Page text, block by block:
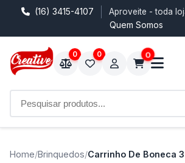
(16) 3415-4107 Aproveite - toda
Quem Somos
0 0 0
Home/Brinquedos/Carrinho De Boneca